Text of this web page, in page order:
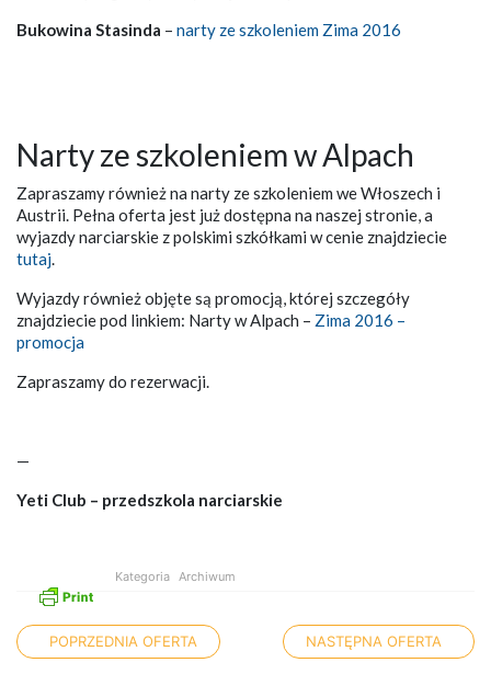
Bukowina Stasinda – narty ze szkoleniem Zima 2016
Narty ze szkoleniem w Alpach
Zapraszamy również na narty ze szkoleniem we Włoszech i
Austrii. Pełna oferta jest już dostępna na naszej stronie, a
wyjazdy narciarskie z polskimi szkółkami w cenie znajdziecie
tutaj.
Wyjazdy również objęte są promocją, której szczegóły
znajdziecie pod linkiem: Narty w Alpach – Zima 2016 –
promocja
Zapraszamy do rezerwacji.
—
Yeti Club – przedszkola narciarskie
Kategoria Archiwum
Nawigacja po artykułach
POPRZEDNIA OFERTA NASTĘPNA OFERTA